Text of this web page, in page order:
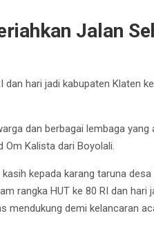
Jalan
dan hari jadi kabupaten Klaten
dan berbagai lembaga yang
Om Kalista dari Boyolali.
kepada karang taruna
rangka HUT ke 80 RI dan hari
mendukung demi kelancaran